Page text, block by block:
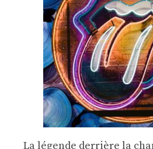
La légende derrière la